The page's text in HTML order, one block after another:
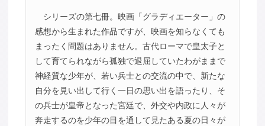
シリーズの第七冊。映画「グラディエーター」の
感想から生まれた作品ですが、映画を知らなくても
まったく問題はありません。古代ローマで皇太子と
して育てられながら孤独で退屈していたわがままで
神経質な少年が、若い兵士との交流の中で、新たな
自分を見い出して行く一日の思い出を語ったり、そ
の兵士が皇帝となった宮廷で、外交や内政に人々が
奔走するのを少年の目を通して見たある夏の日々が